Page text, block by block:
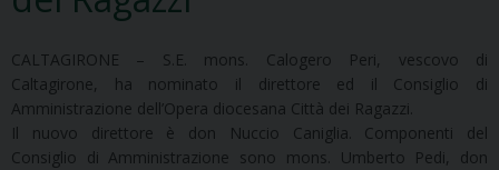
CALTAGIRONE – S.E. mons. Calogero Peri, vescovo di
Caltagirone, ha nominato il direttore ed il Consiglio di
Amministrazione dell’Opera diocesana Città dei Ragazzi.
Il nuovo direttore è don Nuccio Caniglia. Componenti del
Consiglio di Amministrazione sono mons. Umberto Pedi, don